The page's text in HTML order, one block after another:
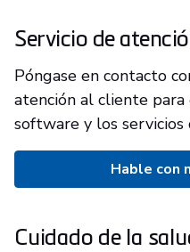
Servicio de
Póngase en contacto
atención al cliente
software y los servicios
Hable con
Cuidado de la